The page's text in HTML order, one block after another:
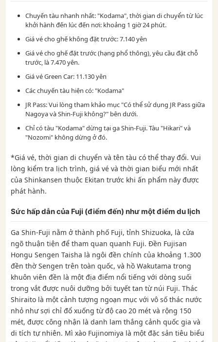
Chuyến tàu nhanh nhất: "Kodama", thời gian di chuyển từ lúc
khởi hành đến lúc đến nơi: khoảng 1 giờ 24 phút.
Giá vé cho ghế không đặt trước: 7.140 yên
Giá vé cho ghế đặt trước (hạng phổ thông), yêu cầu đặt chỗ
trước, là 7.470 yên.
Giá vé Green Car: 11.130 yên
Các chuyến tàu hiện có: "Kodama"
JR Pass: Vui lòng tham khảo mục "Có thể sử dụng JR Pass giữa
Nagoya và Shin-Fuji không?" bên dưới.
Chỉ có tàu "Kodama" dừng tại ga Shin-Fuji. Tàu "Hikari" và
"Nozomi" không dừng ở đó.
*Giá vé, thời gian di chuyển và tên tàu có thể thay đổi. Vui
lòng kiểm tra lịch trình, giá vé và thời gian biểu mới nhất
của Shinkansen thuộc Ekitan trước khi ấn phẩm này được
phát hành.
Sức hấp dẫn của Fuji (điểm đến) như một điểm du lịch
Ga Shin-Fuji nằm ở thành phố Fuji, tỉnh Shizuoka, là cửa
ngõ thuận tiện để tham quan quanh Fuji. Đền Fujisan
Hongu Sengen Taisha là ngôi đền chính của khoảng 1.300
đền thờ Sengen trên toàn quốc, và hồ Wakutama trong
khuôn viên đền là một địa điểm nổi tiếng với dòng suối
trong vắt được nuôi dưỡng bởi tuyết tan từ núi Fuji. Thác
Shiraito là một cảnh tượng ngoạn mục với vô số thác nước
nhỏ như sợi chỉ đổ xuống từ độ cao 20 mét và rộng 150
mét, được công nhận là danh lam thắng cảnh quốc gia và
di tích tự nhiên. Mì xào Fujinomiya là một đặc sản tiêu biểu